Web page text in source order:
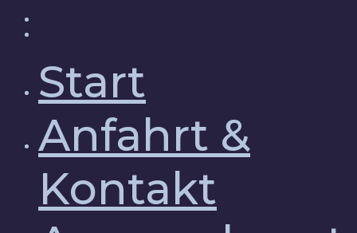
Start
Anfahrt &
Kontakt